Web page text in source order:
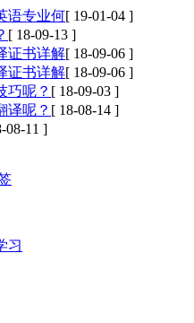
语专业何[ 19-01-04 ]
[ 18-09-13 ]
证书详解[ 18-09-06 ]
证书详解[ 18-09-06 ]
巧呢？ [ 18-09-03 ]
译呢？ [ 18-08-14 ]
08-11 ]
习